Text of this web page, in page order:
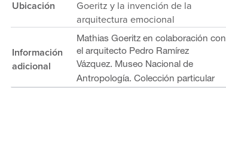
Ubicación
Goeritz y la invención de la
arquitectura emocional
Información
adicional
Mathias Goeritz en colaboración con
el arquitecto Pedro Ramírez
Vázquez. Museo Nacional de
Antropología. Colección particular